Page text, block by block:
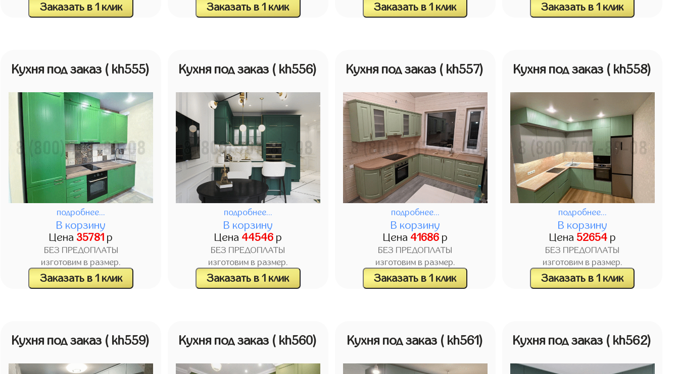
Заказать в 1 клик Заказать в 1 клик Заказать в 1 клик Заказать в 1 клик
Кухня под заказ ( kh555)
подробнее...
В корзину
Цена 35781 р
БЕЗ ПРЕДОПЛАТЫ
изготовим в размер.
Заказать в 1 клик
Кухня под заказ ( kh556)
подробнее...
В корзину
Цена 44546р
БЕЗ ПРЕДОПЛАТЫ
изготовим в размер.
Заказать в 1 клик
Кухня под заказ ( kh557)
подробнее...
В корзину
Цена 41686р
БЕЗ ПРЕДОПЛАТЫ
изготовим в размер.
Заказать в 1 клик
Кухня под заказ ( kh558)
подробнее...
В корзину
Цена 52654р
БЕЗ ПРЕДОПЛАТЫ
изготовим в размер.
Заказать в 1 клик
Кухня под заказ ( kh559) Кухня под заказ ( kh560) Кухня под заказ ( kh561) Кухня под заказ ( kh562)